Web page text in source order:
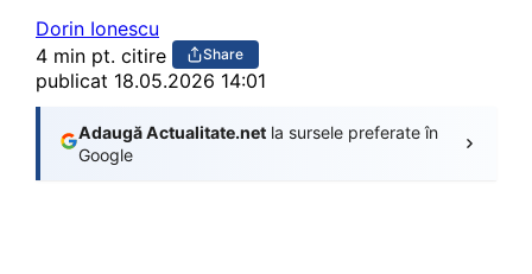
Dorin Ionescu
4 min pt. citire
Share
publicat 18.05.2026 14:01
Adaugă Actualitate.net la sursele preferate în
Google